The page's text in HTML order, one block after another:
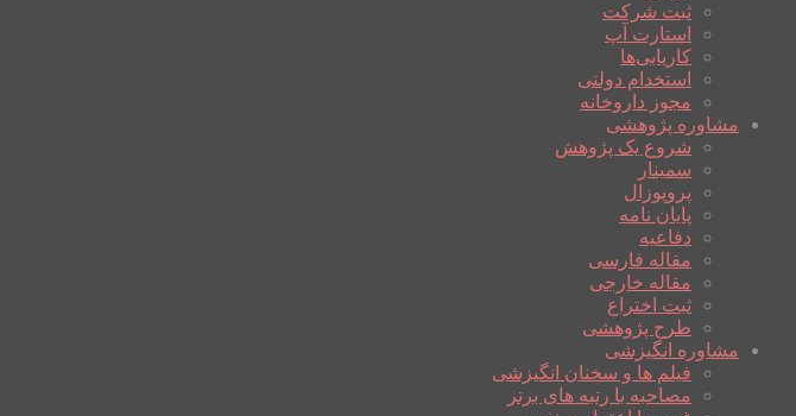
ثبت شرکت
استارت آپ
کاریابی‌ها
استخدام دولتی
مجوز داروخانه
مشاوره پژوهشی
شروع یک پژوهش
سمینار
پروپوزال
پایان نامه
دفاعیه
مقاله فارسی
مقاله خارجی
ثبت اختراع
طرح پژوهشی
مشاوره انگیزشی
فیلم ها و سخنان انگیزشی
مصاحبه با رتبه های برتر